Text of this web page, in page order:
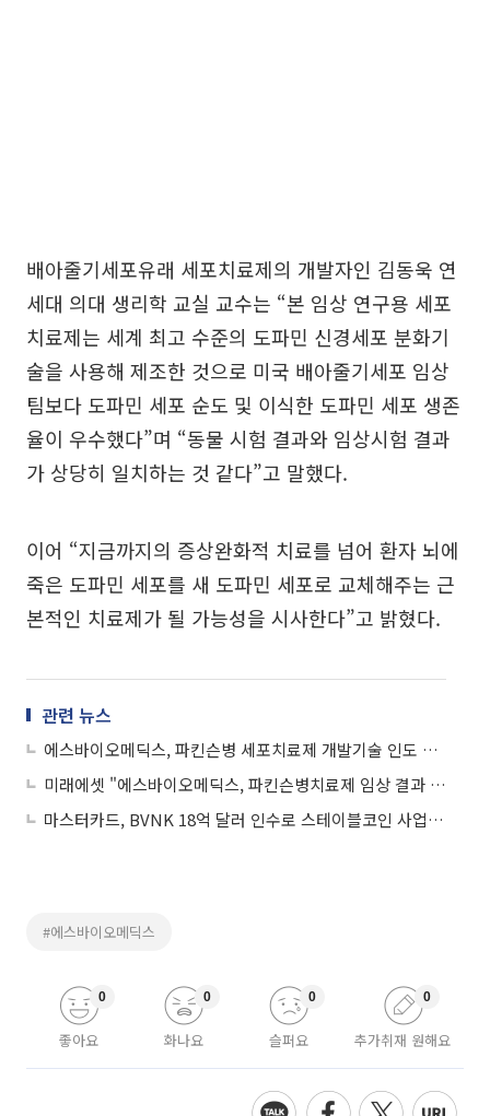
배아줄기세포유래 세포치료제의 개발자인 김동욱 연
세대 의대 생리학 교실 교수는 “본 임상 연구용 세포
치료제는 세계 최고 수준의 도파민 신경세포 분화기
술을 사용해 제조한 것으로 미국 배아줄기세포 임상
팀보다 도파민 세포 순도 및 이식한 도파민 세포 생존
율이 우수했다”며 “동물 시험 결과와 임상시험 결과
가 상당히 일치하는 것 같다”고 말했다.
이어 “지금까지의 증상완화적 치료를 넘어 환자 뇌에
죽은 도파민 세포를 새 도파민 세포로 교체해주는 근
본적인 치료제가 될 가능성을 시사한다”고 밝혔다.
관련 뉴스
에스바이오메딕스, 파킨슨병 세포치료제 개발기술 인도 특허 등록
미래에셋 "에스바이오메딕스, 파킨슨병치료제 임상 결과 기대"
마스터카드, BVNK 18억 달러 인수로 스테이블코인 사업 본격 확장
#에스바이오메딕스
좋아요
0
화나요
0
슬퍼요
0
추가취재 원해요
0